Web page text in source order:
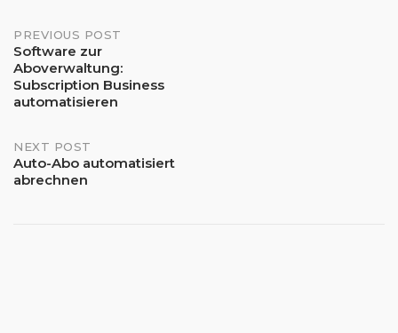
Post
navigation
PREVIOUS POST
Software zur
Aboverwaltung:
Subscription Business
automatisieren
NEXT POST
Auto-Abo automatisiert
abrechnen